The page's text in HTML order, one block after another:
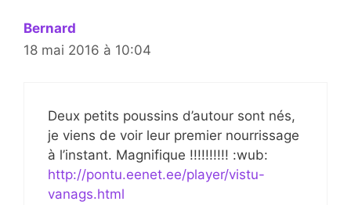
Bernard
18 mai 2016 à 10:04
Deux petits poussins d’autour sont nés,
je viens de voir leur premier nourrissage
à l’instant. Magnifique !!!!!!!!!! :wub:
http://pontu.eenet.ee/player/vistu-
vanags.html